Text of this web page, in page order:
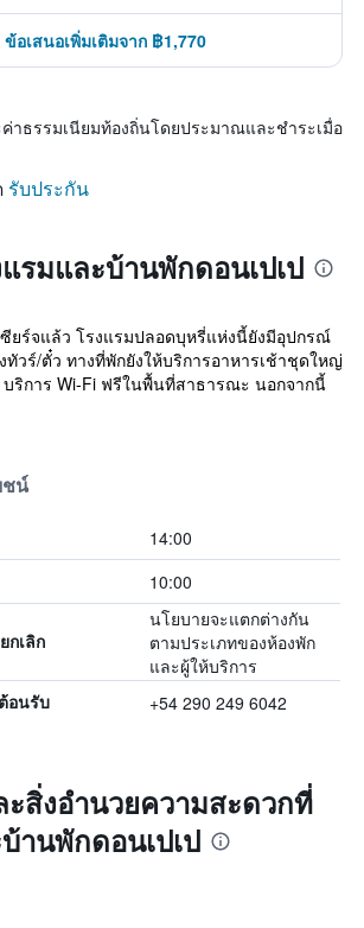
ข้อเสนอเพิ่มเติมจาก ฿1,770
าธรรมเนียมท้องถิ่นโดยประมาณและชำระเมื่อ
รับประกัน
แรมและบ้านพักดอนเปเป
ยร์จแล้ว โรงแรมปลอดบุหรี่แห่งนี้ยังมีอุปกรณ์
วร์/ตั๋ว ทางที่พักยังให้บริการอาหารเช้าชุดใหญ่
ริการ Wi-Fi ฟรีในพื้นที่สาธารณะ นอกจากนี้
ชน์
14:00
10:00
กเลิก
นโยบายจะแตกต่างกัน
ตามประเภทของห้องพัก
และผู้ให้บริการ
อนรับ +54 290 249 6042
สิ่งอำนวยความสะดวกที่
านพักดอนเปเป